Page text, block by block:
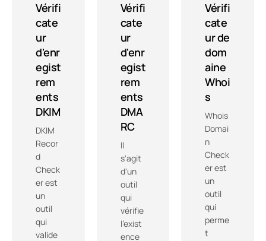
Vérifi
cate
ur
d'enr
egist
rem
ents
DKIM
DKIM
Recor
d
Check
er est
un
outil
qui
valide
Vérifi
cate
ur
d'enr
egist
rem
ents
DMA
RC
Il
s'agit
d'un
outil
qui
vérifie
l'exist
ence
Vérifi
cate
ur de
dom
aine
Whoi
s
Whois
Domai
n
Check
er est
un
outil
qui
perme
t